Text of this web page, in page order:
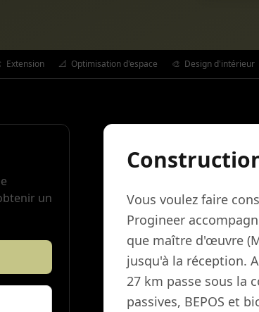
Extension 📐 Optimisation d'espace 🎨 Design d'intérieur
un
Vous voulez faire
Progineer
que maître d'œuvre
jusqu'à la réception.
27 km passe sous la
passives, BEPOS et